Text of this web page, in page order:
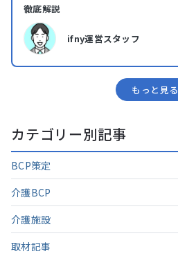
徹底解説
ifny運営スタッフ
もっと⾒る
カテゴリー別記事
BCP策定
介護BCP
介護施設
取材記事